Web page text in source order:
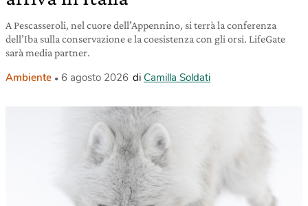
A Pescasseroli, nel cuore dell’Appennino, si terrà la conferenza
dell’Iba sulla conservazione e la coesistenza con gli orsi. LifeGate
sarà media partner.
Ambiente 6 agosto 2026 di Camilla Soldati